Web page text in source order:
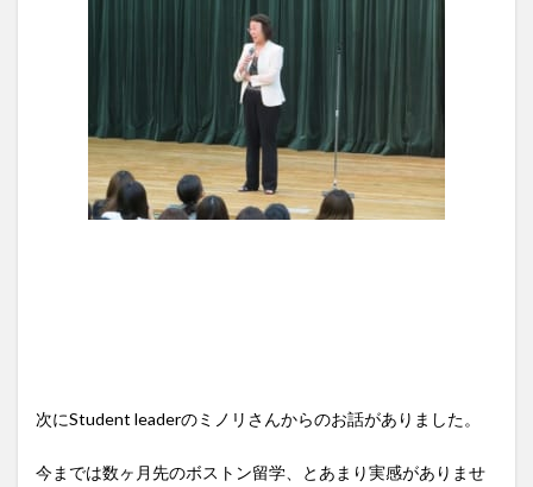
次にStudent leaderのミノリさんからのお話がありました。
今までは数ヶ月先のボストン留学、とあまり実感がありませ